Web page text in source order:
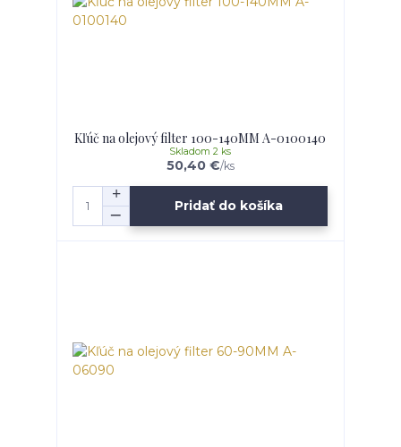
Kľúč na olejový filter 100-140MM A-0100140
50,40 €/ks
Skladom 2 ks
Pridať do košíka